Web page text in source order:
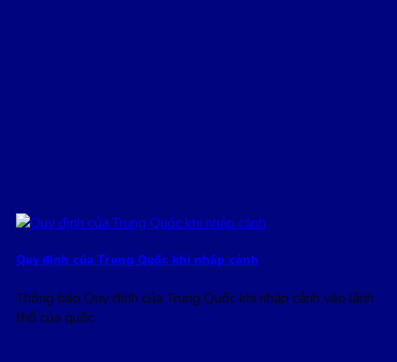
Quy định của Trung Quốc khi nhập cảnh
Thông báo Quy định của Trung Quốc khi nhập cảnh vào lãnh
thổ của quốc